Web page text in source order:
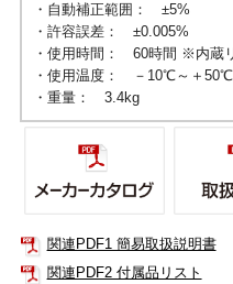
・自動補正範囲： ±5%
・許容誤差： ±0.005%
・使用時間： 60時間 ※内蔵
・使用温度： －10℃～＋50℃
・重量： 3.4kg
関連PDF1 簡易取扱説明書
関連PDF2 付属品リスト